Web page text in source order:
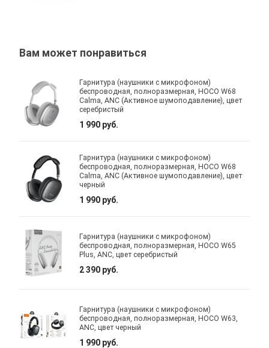
Вам может понравиться
Гарнитура (наушники с микрофоном)
беспроводная, полноразмерная, HOCO W68
Calma, ANC (Активное шумоподавление), цвет
серебристый
1 990 руб.
Гарнитура (наушники с микрофоном)
беспроводная, полноразмерная, HOCO W68
Calma, ANC (Активное шумоподавление), цвет
черный
1 990 руб.
Гарнитура (наушники с микрофоном)
беспроводная, полноразмерная, HOCO W65
Plus, ANC, цвет серебристый
2 390 руб.
Гарнитура (наушники с микрофоном)
беспроводная, полноразмерная, HOCO W63,
ANC, цвет черный
1 990 руб.